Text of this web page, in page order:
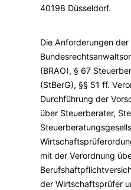
40198 Düsseldorf.
Die Anforderungen der
(BRAO), § 67
(StBerG), §§ 51 ff.
Durchführung der
über Steuerberater,
mit der Verordnung
der Wirtschaftsprüfer